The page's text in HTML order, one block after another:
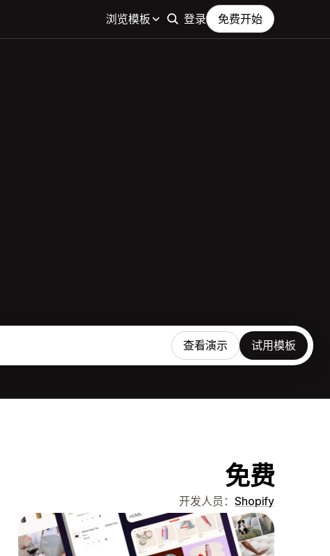
浏览模板 登录 免费开始
查看演示 试用模板
免费
开发人员： Shopify